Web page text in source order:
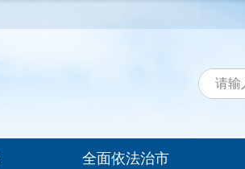
全面依法治市